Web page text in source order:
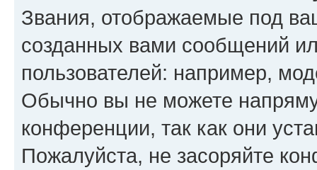
Звания, отображаемые под
созданных вами сообщений
пользователей: например,
Обычно вы не можете
конференции, так как они
Пожалуйста, не засоряйте